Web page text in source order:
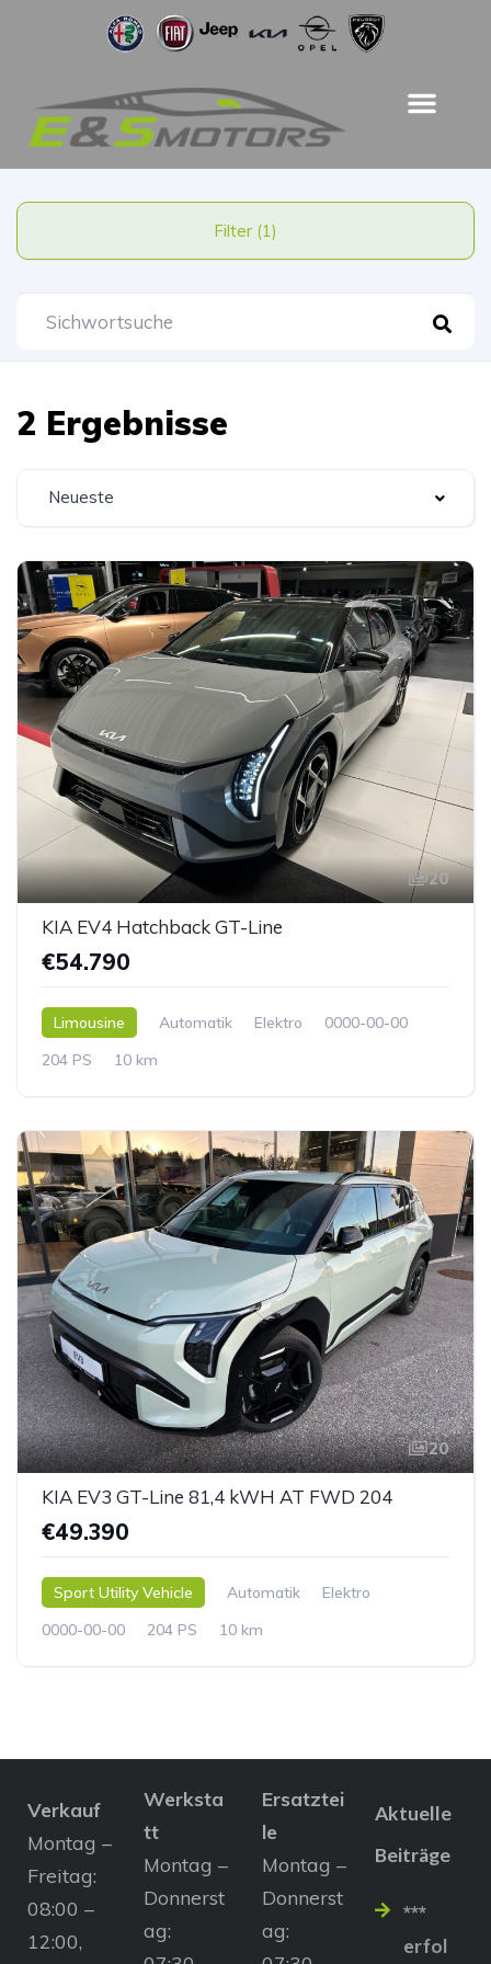
Filter (1)
2 Ergebnisse
Neueste
20
KIA EV4 Hatchback GT-Line
€54.790
Limousine Automatik Elektro
0000-00-00
204 PS
10 km
20
KIA EV3 GT-Line 81,4 kWH AT FWD 204
€49.390
Sport Utility Vehicle Automatik
Elektro
0000-00-00
204 PS 10 km
Verkauf
Montag –
Freitag:
08:00 –
12:00,
Werksta
tt
Montag –
Donnerst
ag:
Ersatztei
le
Montag –
Donnerst
ag:
Aktuelle
Beiträge
***
erfol